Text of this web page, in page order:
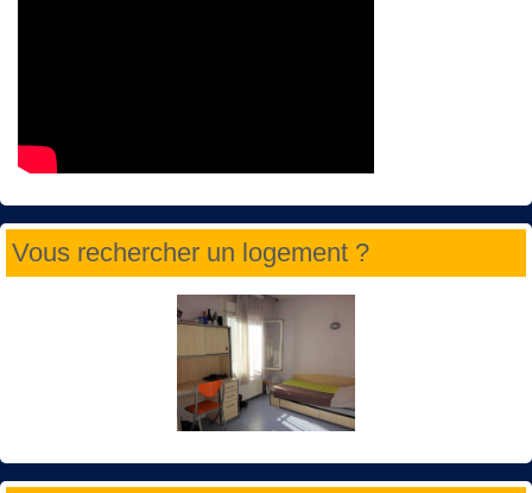
Vous rechercher un logement ?